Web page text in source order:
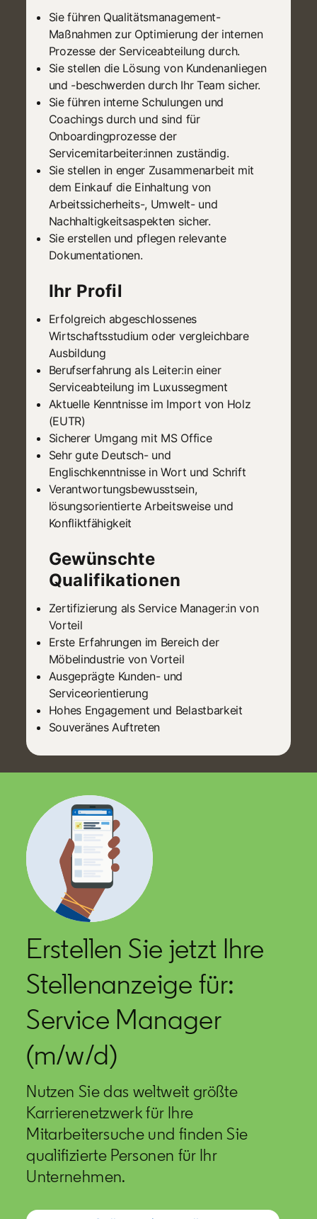
Sie führen Qualitätsmanagement-
Maßnahmen zur Optimierung der internen
Prozesse der Serviceabteilung durch.
Sie stellen die Lösung von Kundenanliegen
und -beschwerden durch Ihr Team sicher.
Sie führen interne Schulungen und
Coachings durch und sind für
Onboardingprozesse der
Servicemitarbeiter:innen zuständig.
Sie stellen in enger Zusammenarbeit mit
dem Einkauf die Einhaltung von
Arbeitssicherheits-, Umwelt- und
Nachhaltigkeitsaspekten sicher.
Sie erstellen und pflegen relevante
Dokumentationen.
Ihr Profil
Erfolgreich abgeschlossenes
Wirtschaftsstudium oder vergleichbare
Ausbildung
Berufserfahrung als Leiter:in einer
Serviceabteilung im Luxussegment
Aktuelle Kenntnisse im Import von Holz
(EUTR)
Sicherer Umgang mit MS Office
Sehr gute Deutsch- und
Englischkenntnisse in Wort und Schrift
Verantwortungsbewusstsein,
lösungsorientierte Arbeitsweise und
Konfliktfähigkeit
Gewünschte
Qualifikationen
Zertifizierung als Service Manager:in von
Vorteil
Erste Erfahrungen im Bereich der
Möbelindustrie von Vorteil
Ausgeprägte Kunden- und
Serviceorientierung
Hohes Engagement und Belastbarkeit
Souveränes Auftreten
Erstellen Sie jetzt Ihre
Stellenanzeige für:
Service Manager
(m/w/d)
Nutzen Sie das weltweit größte
Karrierenetzwerk für Ihre
Mitarbeitersuche und finden Sie
qualifizierte Personen für Ihr
Unternehmen.